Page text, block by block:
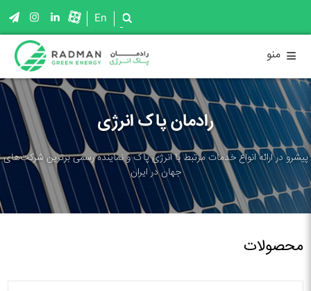
En
≡ منو
رادمان پاک انرژی
پیشرو در ارائه انواع خدمات مرتبط با انرژی پاک و نماینده رسمی برترین شرکت‌های
جهان در ایران
محصولات